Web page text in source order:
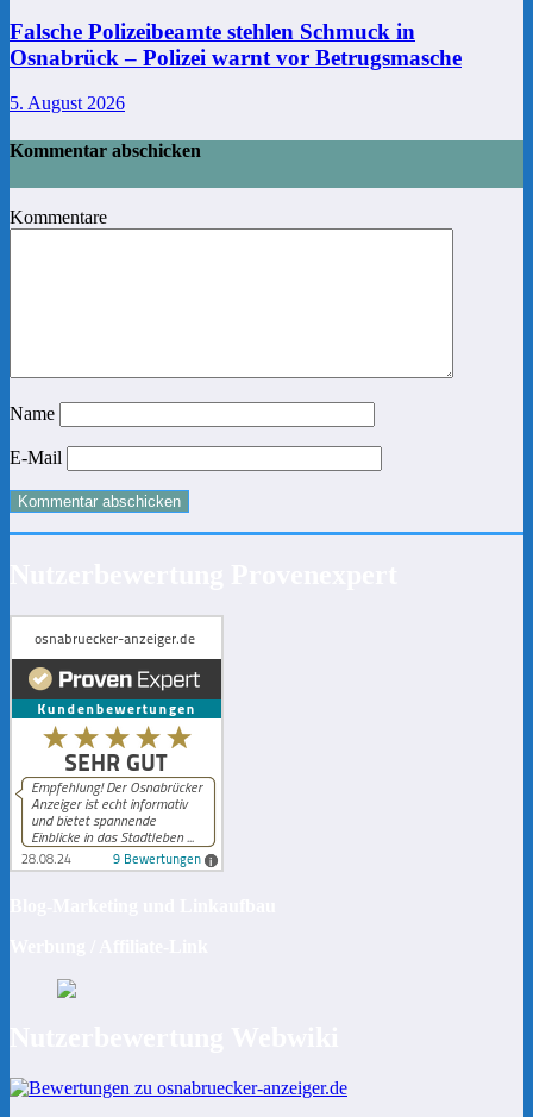
Falsche Polizeibeamte stehlen Schmuck in
Osnabrück – Polizei warnt vor Betrugsmasche
5. August 2026
Kommentar abschicken
Kommentare
Name
E-Mail